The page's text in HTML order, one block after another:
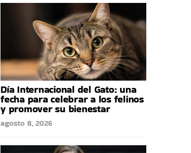
Día Internacional del Gato: una
fecha para celebrar a los felinos
y promover su bienestar
agosto 8, 2026